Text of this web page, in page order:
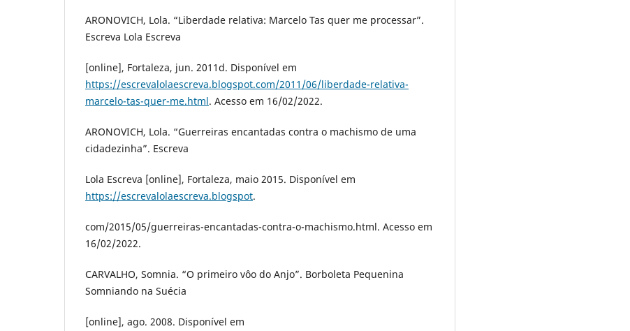
ARONOVICH, Lola. “Liberdade relativa: Marcelo Tas quer me processar”.
Escreva Lola Escreva
[online], Fortaleza, jun. 2011d. Disponível em
https://escrevalolaescreva.blogspot.com/2011/06/liberdade-relativa-
marcelo-tas-quer-me.html. Acesso em 16/02/2022.
ARONOVICH, Lola. “Guerreiras encantadas contra o machismo de uma
cidadezinha”. Escreva
Lola Escreva [online], Fortaleza, maio 2015. Disponível em
https://escrevalolaescreva.blogspot.
com/2015/05/guerreiras-encantadas-contra-o-machismo.html. Acesso em
16/02/2022.
CARVALHO, Somnia. “O primeiro vôo do Anjo”. Borboleta Pequenina
Somniando na Suécia
[online], ago. 2008. Disponível em